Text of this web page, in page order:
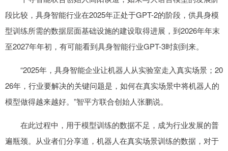
段比较，具身智能行业在2025年正处于GPT-2的阶段，供具身模
型训练所需的数据层面基础设施的建设取得进展，到2026年年末
至2027年年初，有可能看到具身智能行业GPT-3时刻到来。
“2025年，具身智能企业让机器人从实验室走入真实场景；20
26年，行业要解决的关键问题是，如何在真实场景中将机器人的
模型做得越来越好。”智平方联合创始人张鹏说。
在此过程中，用于模型训练的数据不足，成为行业发展的普
遍瓶颈。从业者们分享道，机器人在真实场景训练的数据，对于